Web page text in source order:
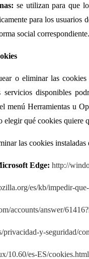
se utilizan para que
para los usuarios
social correspondiente.
o eliminar las
disponibles
menú Herramientas u
elegir qué cookies quiere
las cookies
Edge: http://
es/kb/impedir-
accounts/answer/
privacidad-y-seguridad/
10.60/es-ES/cookies.html